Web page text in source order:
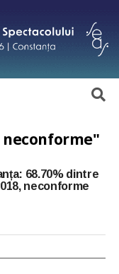
68.70% dintre
neconforme